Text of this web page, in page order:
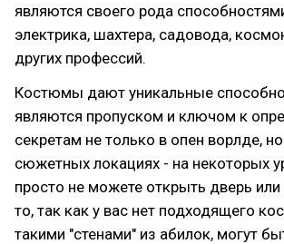
являются своего рода
электрика, шахтера, садовода,
других профессий.
Костюмы дают уникальные
являются пропуском и ключом к
секретам не только в опен ворлде,
сюжетных локациях - на некоторых
просто не можете открыть дверь
то, так как у вас нет подходящего
такими "стенами" из абилок, могут